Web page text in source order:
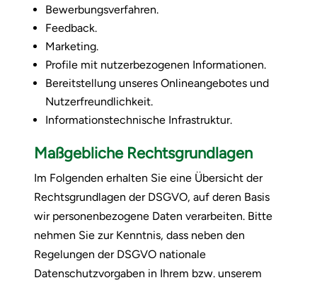
Bewerbungsverfahren.
Feedback.
Marketing.
Profile mit nutzerbezogenen Informationen.
Bereitstellung unseres Onlineangebotes und
Nutzerfreundlichkeit.
Informationstechnische Infrastruktur.
Maßgebliche Rechtsgrundlagen
Im Folgenden erhalten Sie eine Übersicht der
Rechtsgrundlagen der DSGVO, auf deren Basis
wir personenbezogene Daten verarbeiten. Bitte
nehmen Sie zur Kenntnis, dass neben den
Regelungen der DSGVO nationale
Datenschutzvorgaben in Ihrem bzw. unserem